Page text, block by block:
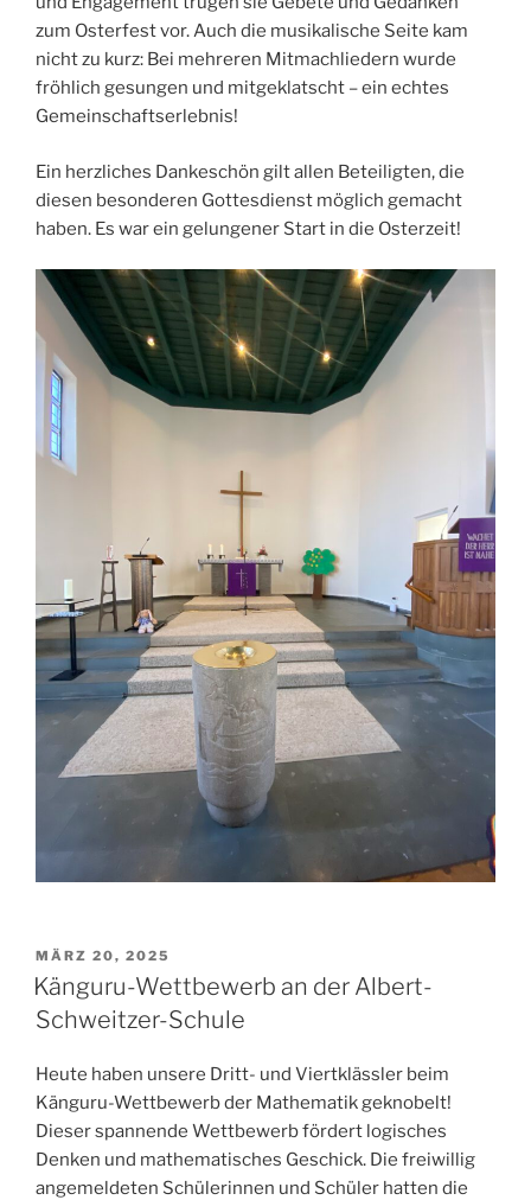
zum Osterfest vor. Auch die musikalische Seite kam
nicht zu kurz: Bei mehreren Mitmachliedern wurde
fröhlich gesungen und mitgeklatscht – ein echtes
Gemeinschaftserlebnis!
Ein herzliches Dankeschön gilt allen Beteiligten, die
diesen besonderen Gottesdienst möglich gemacht
haben. Es war ein gelungener Start in die Osterzeit!
VERÖFFENTLICHT
AM
MÄRZ 20, 2025
Känguru-Wettbewerb an der Albert-
Schweitzer-Schule
Heute haben unsere Dritt- und Viertklässler beim
Känguru-Wettbewerb der Mathematik geknobelt!
Dieser spannende Wettbewerb fördert logisches
Denken und mathematisches Geschick. Die freiwillig
angemeldeten Schülerinnen und Schüler hatten die